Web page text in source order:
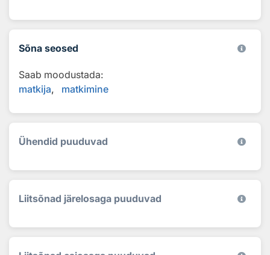
Sõna seosed
Saab moodustada:
matkija
matkimine
Ühendid puuduvad
Liitsõnad järelosaga puuduvad